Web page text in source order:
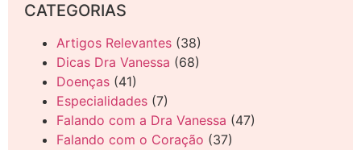
CATEGORIAS
Artigos Relevantes (38)
Dicas Dra Vanessa (68)
Doenças (41)
Especialidades (7)
Falando com a Dra Vanessa (47)
Falando com o Coração (37)